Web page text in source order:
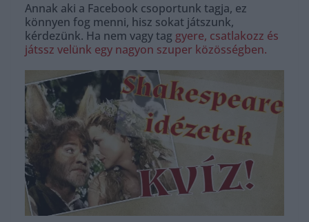
Annak aki a Facebook csoportunk tagja, ez
könnyen fog menni, hisz sokat játszunk,
kérdezünk. Ha nem vagy tag gyere, csatlakozz és
játssz velünk egy nagyon szuper közösségben.